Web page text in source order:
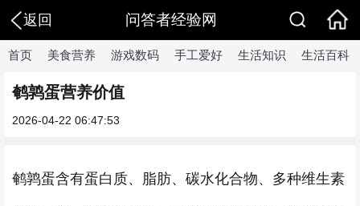
返回 问答者经验网
首页 美食营养 游戏数码 手工爱好 生活知识 生活百科
鹌鹑蛋营养价值
2026-04-22 06:47:53
鹌鹑蛋含有蛋白质、脂肪、碳水化合物、多种维生素